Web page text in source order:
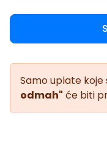
Samo uplate
odmah" će biti